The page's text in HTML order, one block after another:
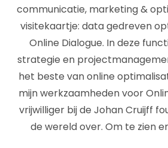
communicatie, marketing &
visitekaartje: data gedreven
Online Dialogue. In deze
strategie en
het beste van online
mijn werkzaamheden voor
vrijwilliger bij de Johan Cruijff
de wereld over. Om te zien